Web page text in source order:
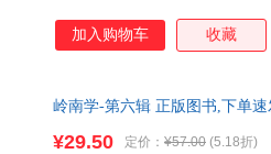
加入购物车 收藏
岭南学-第六辑 正版图书,下单
¥29.50 定价： ¥57.00 (5.18折)